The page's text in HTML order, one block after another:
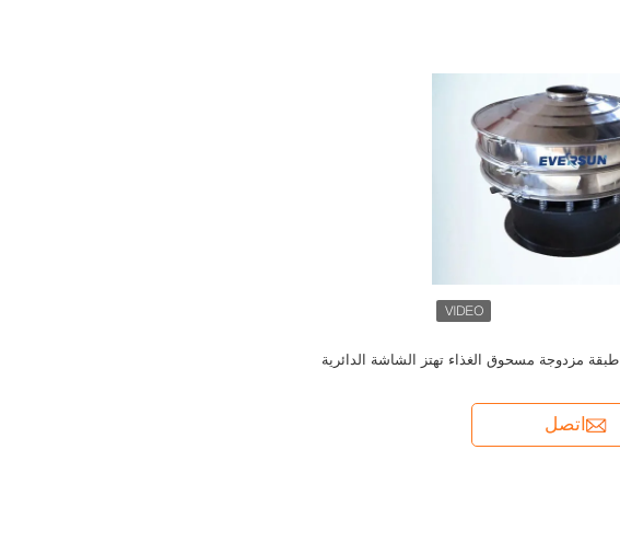
طبقة مزدوجة مسحوق الغذاء تهتز الشاشة الدائرية
اتصل